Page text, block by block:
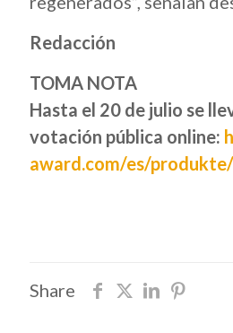
Redacción
TOMA NOTA
Hasta el 20 de julio se
votación pública online:
award.com/es/
Share